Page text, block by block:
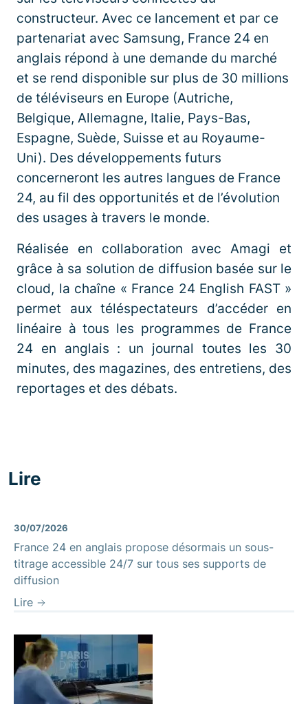
constructeur. Avec ce lancement et par ce
partenariat avec Samsung, France 24 en
anglais répond à une demande du marché
et se rend disponible sur plus de 30 millions
de téléviseurs en Europe (Autriche,
Belgique, Allemagne, Italie, Pays-Bas,
Espagne, Suède, Suisse et au Royaume-
Uni). Des développements futurs
concerneront les autres langues de France
24, au fil des opportunités et de l’évolution
des usages à travers le monde.
Réalisée en collaboration avec Amagi et
grâce à sa solution de diffusion basée sur le
cloud, la chaîne « France 24 English FAST »
permet aux téléspectateurs d’accéder en
linéaire à tous les programmes de France
24 en anglais : un journal toutes les 30
minutes, des magazines, des entretiens, des
reportages et des débats.
Lire
30/07/2026
France 24 en anglais propose désormais un sous-
titrage accessible 24/7 sur tous ses supports de
diffusion
Lire